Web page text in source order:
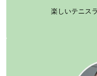
楽しいテニス